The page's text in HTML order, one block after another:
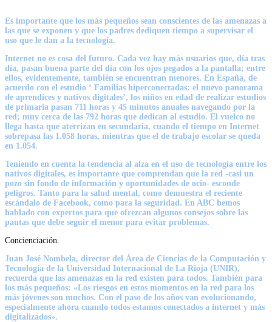
Es importante que los más pequeños sean conscientes de las amenazas a
las que se exponen y que los padres dediquen tiempo a supervisar el
uso que le dan a la tecnología.
Internet no es cosa del futuro. Cada vez hay más usuarios que, día tras
día, pasan buena parte del día con los ojos pegados a la pantalla; entre
ellos, evidentemente, también se encuentran menores. En España, de
acuerdo con el estudio ‘ Familias hiperconectadas: el nuevo panorama
de aprendices y nativos digitales’, los niños en edad de realizar estudios
de primaria pasan 711 horas y 45 minutos anuales navegando por la
red; muy cerca de las 792 horas que dedican al estudio. El vuelco no
llega hasta que aterrizan en secundaria, cuando el tiempo en Internet
sobrepasa las 1.058 horas, mientras que el de trabajo escolar se queda
en 1.054.
Teniendo en cuenta la tendencia al alza en el uso de tecnología entre los
nativos digitales, es importante que comprendan que la red -casi un
pozo sin fondo de información y oportunidades de ocio- esconde
peligros. Tanto para la salud mental, como demuestra el reciente
escándalo de Facebook, como para la seguridad. En ABC hemos
hablado con expertos para que ofrezcan algunos consejos sobre las
pautas que debe seguir el menor para evitar problemas.
Concienciación.
Juan José Nombela, director del Área de Ciencias de la Computación y
Tecnología de la Universidad Internacional de La Rioja (UNIR),
recuerda que las amenazas en la red existen para todos. También para
los más pequeños: «Los riesgos en estos momentos en la red para los
más jóvenes son muchos. Con el paso de los años van evolucionando,
especialmente ahora cuando todos estamos conectados a internet y más
digitalizados».